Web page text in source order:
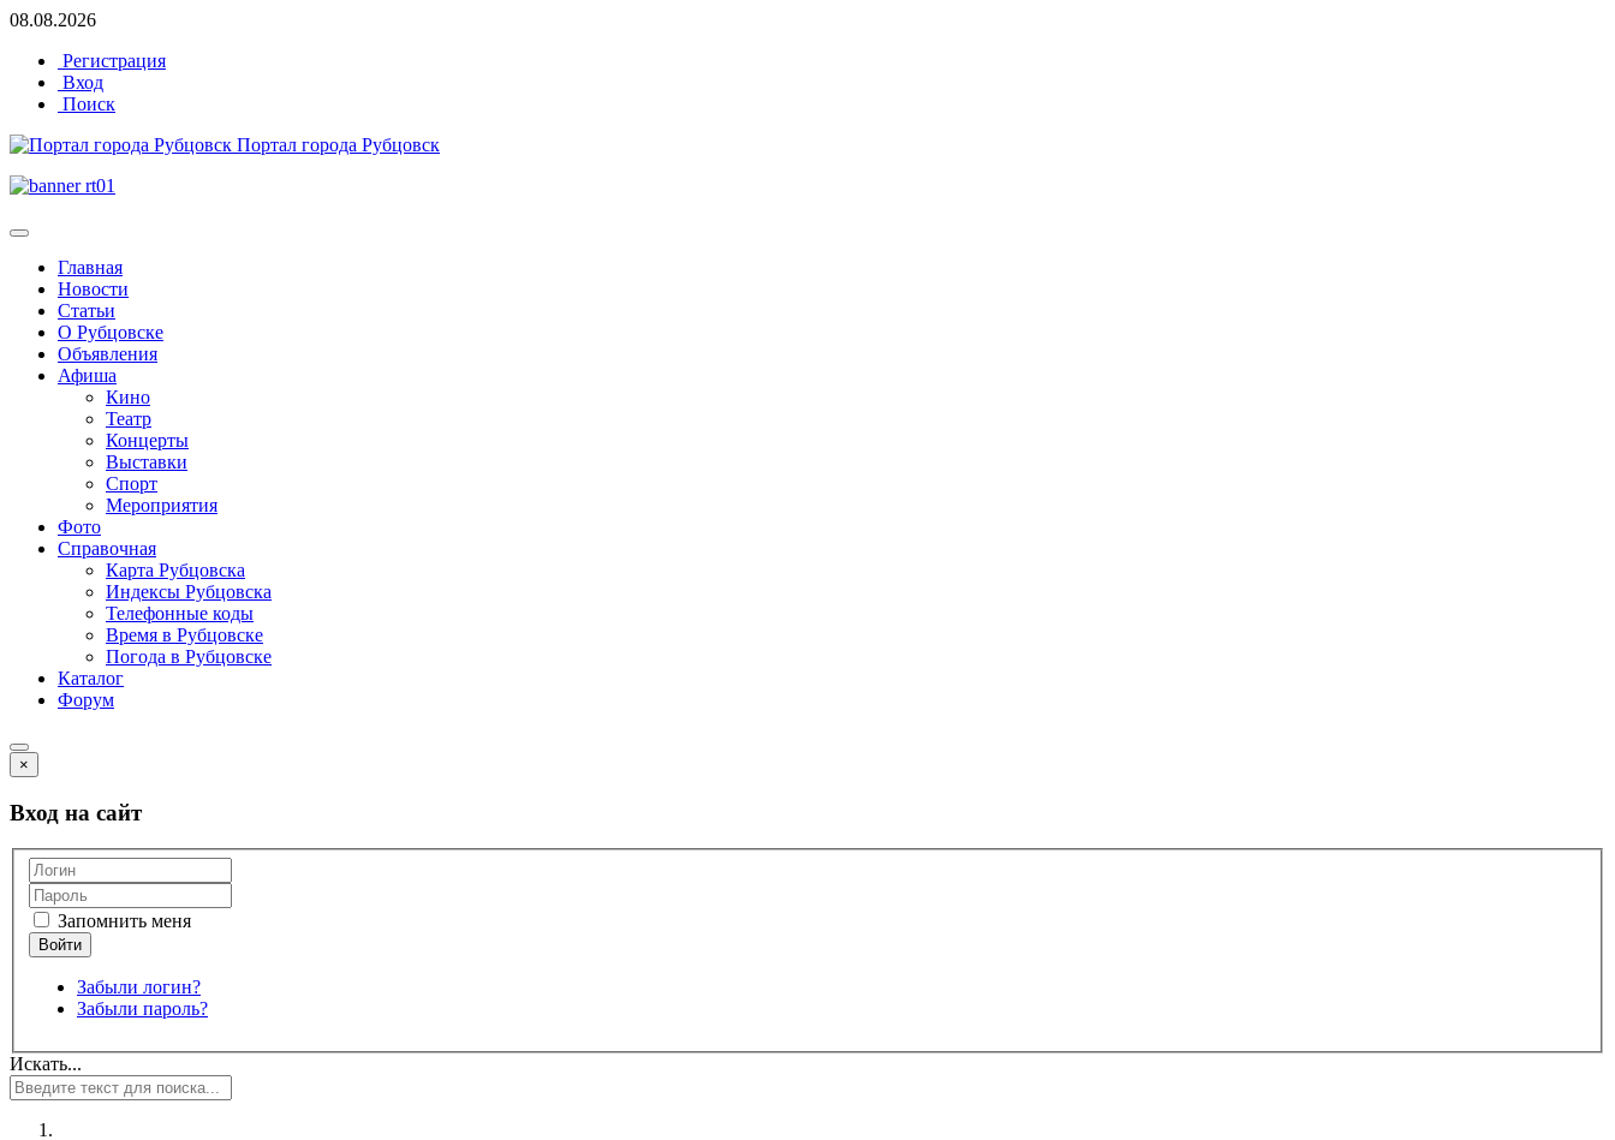
08.08.2026
Регистрация
Вход
Поиск
Портал города Рубцовск
Главная
Новости
Статьи
О Рубцовске
Объявления
Афиша
Кино
Театр
Концерты
Выставки
Спорт
Мероприятия
Фото
Справочная
Карта Рубцовска
Индексы Рубцовска
Телефонные коды
Время в Рубцовске
Погода в Рубцовске
Каталог
Форум
×
Вход на сайт
Запомнить меня
Забыли логин?
Забыли пароль?
Искать...